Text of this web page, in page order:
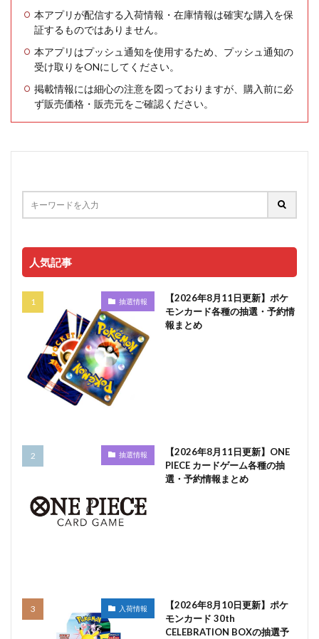
本アプリが配信する入荷情報・在庫情報は確実な購入を保
証するものではありません。
本アプリはプッシュ通知を使用するため、プッシュ通知の
受け取りをONにしてください。
掲載情報には細心の注意を図っておりますが、購入前に必
ず販売価格・販売元をご確認ください。
人気記事
抽選情報
【2026年8月11日更新】ポケ
モンカード各種の抽選・予約情
報まとめ
抽選情報
【2026年8月11日更新】ONE
PIECE カードゲーム各種の抽
選・予約情報まとめ
入荷情報
【2026年8月10日更新】ポケ
モンカード 30th
CELEBRATION BOXの抽選予